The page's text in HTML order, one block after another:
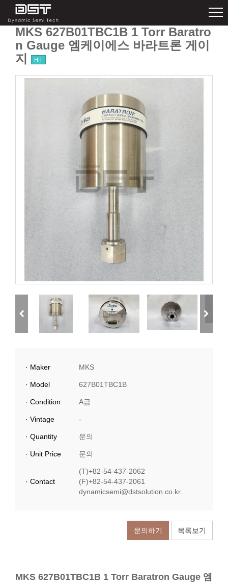
MKS 627B01TBC1B 1 Torr Baratro
n Gauge 엠케이에스 바라트론 게이
지
HIT
· Maker MKS
· Model 627B01TBC1B​
· Condition A급
· Vintage -
· Quantity 문의
· Unit Price 문의
· Contact
(T)+82-54-437-2062
(F)+82-54-437-2061
dynamicsemi@dstsolution.co.kr
문의하기 목록보기
MKS 627B01TBC1B 1 Torr Baratron Gauge 엠